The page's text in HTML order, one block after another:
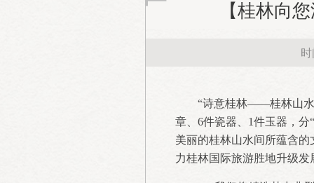
【桂林向
“诗意桂林——桂林山水
章、6件瓷器、1件玉器，分
美丽的桂林山水间所蕴含
力桂林国际旅游胜地升级